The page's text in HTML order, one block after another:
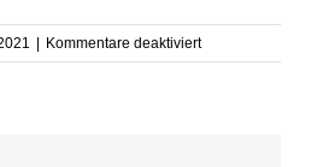
Kommentare deaktiviertfür
Panierte-